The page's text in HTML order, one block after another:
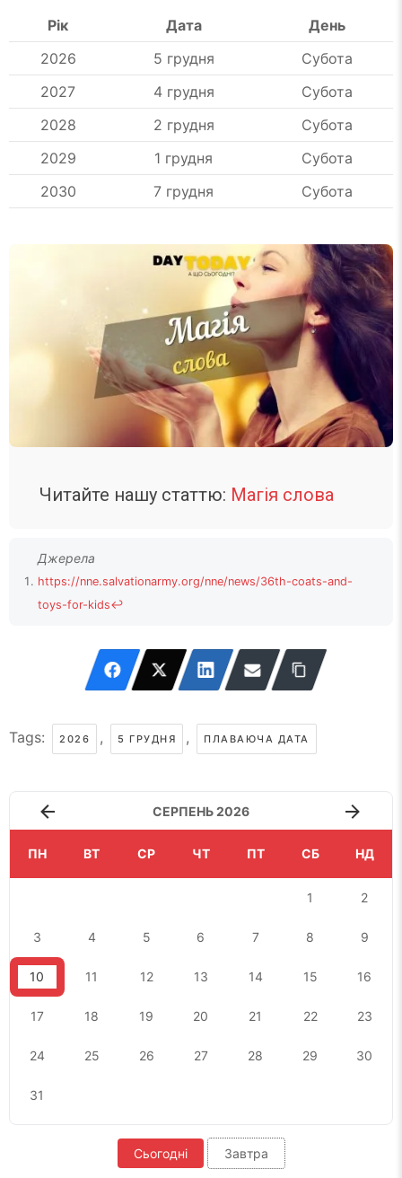
Рік Дата
День
2026
5 грудня
Субота
2027
4 грудня
Субота
2028
2 грудня
Субота
2029
1 грудня
Субота
2030
7 грудня Субота
Читайте нашу статтю: Магія слова
https://nne.salvationarmy.org/nne/news/36th-coats-and-
toys-for-kids↩
Tags: 2026 , 5 ГРУДНЯ , ПЛАВАЮЧА ДАТА
СЕРПЕНЬ 2026
ПН ВТ СР ЧТ ПТ СБ НД
1 2
3 4 5 6 7 8 9
10 11 12 13 14 15 16
17 18 19 20 21 22 23
24 25 26 27 28 29 30
31
Сьогодні Завтра